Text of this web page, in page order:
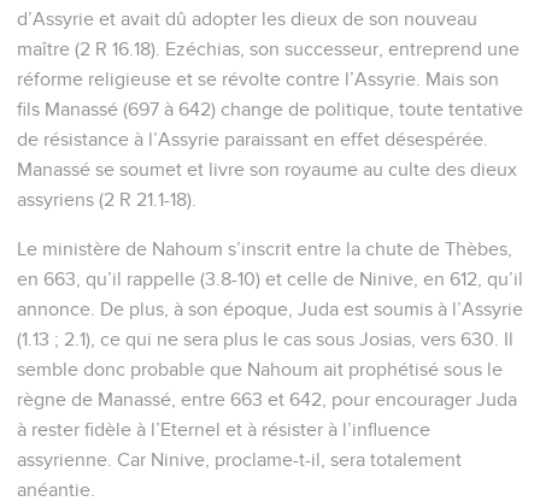
d’Assyrie et avait dû adopter les dieux de son nouveau
maître (2 R 16.18). Ezéchias, son successeur, entreprend une
réforme religieuse et se révolte contre l’Assyrie. Mais son
fils Manassé (697 à 642) change de politique, toute tentative
de résistance à l’Assyrie paraissant en effet désespérée.
Manassé se soumet et livre son royaume au culte des dieux
assyriens (2 R 21.1-18).
Le ministère de Nahoum s’inscrit entre la chute de Thèbes,
en 663, qu’il rappelle (3.8-10) et celle de Ninive, en 612, qu’il
annonce. De plus, à son époque, Juda est soumis à l’Assyrie
(1.13 ; 2.1), ce qui ne sera plus le cas sous Josias, vers 630. Il
semble donc probable que Nahoum ait prophétisé sous le
règne de Manassé, entre 663 et 642, pour encourager Juda
à rester fidèle à l’Eternel et à résister à l’influence
assyrienne. Car Ninive, proclame-t-il, sera totalement
anéantie.